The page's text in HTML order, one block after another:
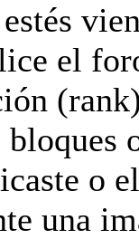
el
o
una